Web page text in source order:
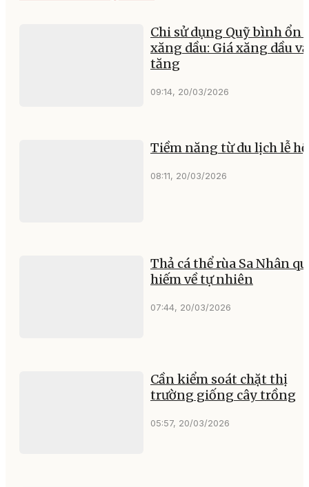
Chi sử dụng Quỹ bình ổn
xăng dầu: Giá xăng dầu
tăng
09:14, 20/03/2026
Tiềm năng từ du lịch lễ
08:11, 20/03/2026
Thả cá thể rùa Sa Nhân
hiếm về tự nhiên
07:44, 20/03/2026
Cần kiểm soát chặt thị
trường giống cây trồng
05:57, 20/03/2026